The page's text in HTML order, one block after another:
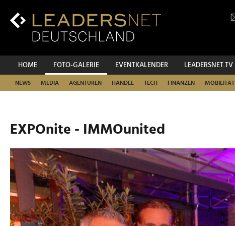
Inhalt
Hauptnavigation
HOME FOTO-GALERIE EVENTKALENDER LEADERSNET.TV
NEWS MEDIA AGENTUREN HANDEL TECH FINANZEN MOBILITÄT
EXPOnite - IMMOunited